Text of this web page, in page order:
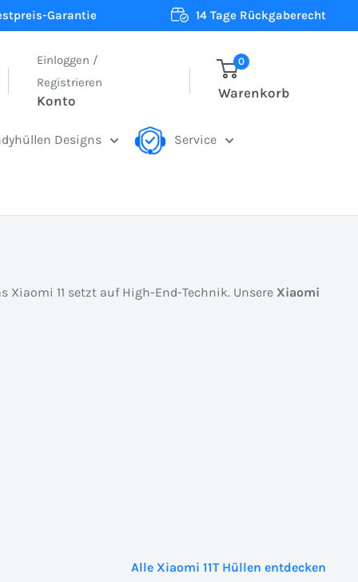
Garantie 14 Tage Rückgaberecht
Einloggen /
Registrieren
Konto
0
Warenkorb
Designs Service
Xiaomi 11 setzt auf High-End-Technik. Unsere Xiaomi
Alle Xiaomi 11T Hüllen entdecken